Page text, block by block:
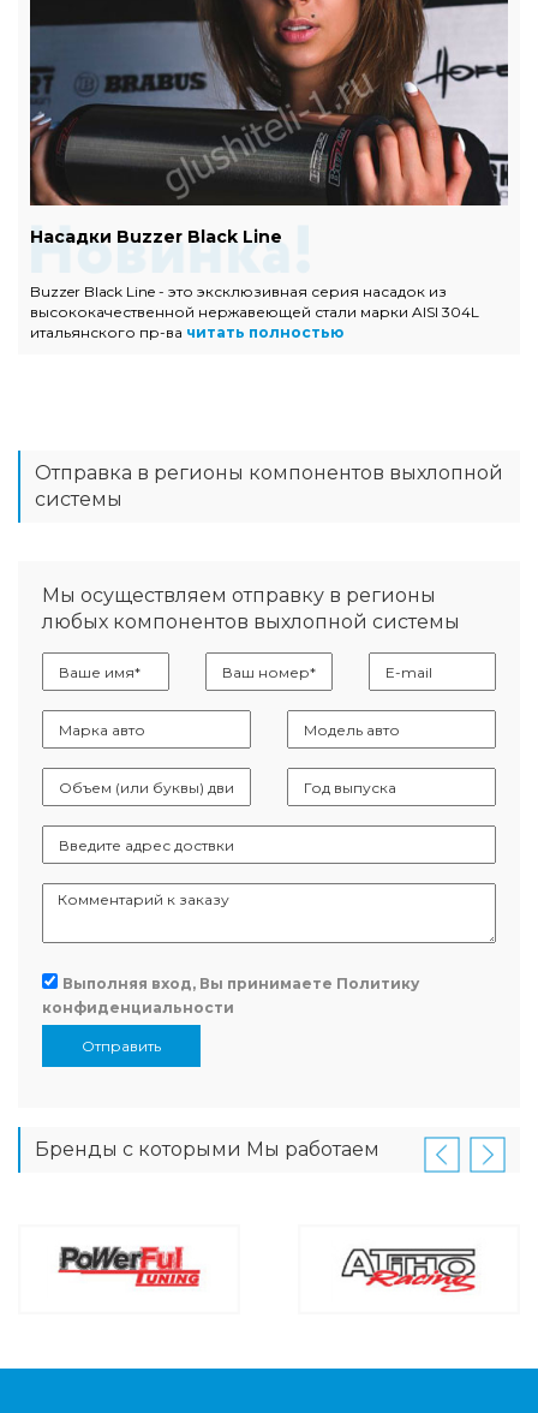
Насадки Buzzer Black Line
Buzzer Black Line - это эксклюзивная серия насадок из
высококачественной нержавеющей стали марки AISI 304L
итальянского пр-ва читать полностью
Отправка в регионы компонентов выхлопной
системы
Мы осуществляем отправку в регионы
любых компонентов выхлопной системы
Выполняя вход, Вы принимаете Политику
конфиденциальности
Отправить
Бренды с которыми Мы работаем